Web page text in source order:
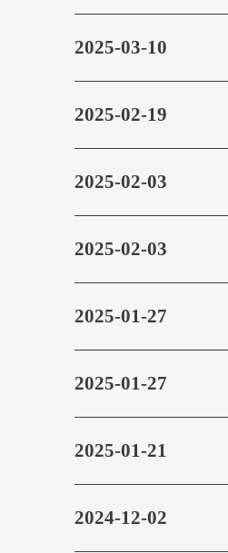
2025-03-10
2025-02-19
2025-02-03
2025-02-03
2025-01-27
2025-01-27
2025-01-21
2024-12-02